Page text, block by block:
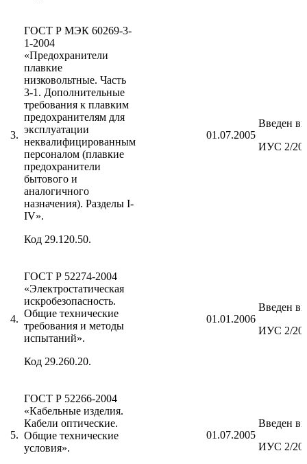
3.
ГОСТ Р МЭК 60269-3-
1-2004
«Предохранители
плавкие
низковольтные. Часть
3-1. Дополнительные
требования к плавким
предохранителям для
эксплуатации
неквалифицированным
персоналом (плавкие
предохранители
бытового и
аналогичного
назначения). Разделы I-
IV».
Код 29.120.50.
01.07.2005
Введен
ИУС 2/
4.
ГОСТ Р 52274-2004
«Электростатическая
искробезопасность.
Общие технические
требования и методы
испытаний».
Код 29.260.20.
01.01.2006
Введен
ИУС 2/
5.
ГОСТ Р 52266-2004
«Кабельные изделия.
Кабели оптические.
Общие технические
условия».
01.07.2005
Введен
ИУС 2/